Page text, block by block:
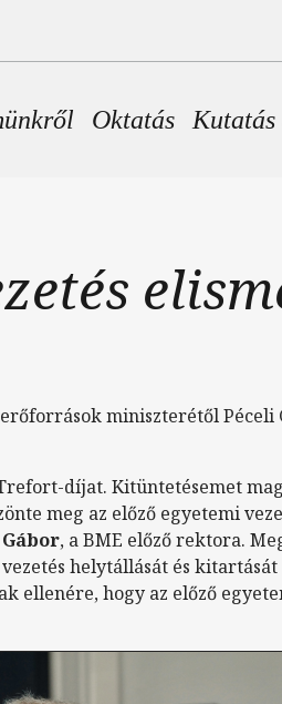
Oktatás
miniszterétől Péceli
díjat. Kitüntetésemet
meg az előző egyetemi
Gábor, a BME előző rektora.
helytállását és
ellenére, hogy az előző